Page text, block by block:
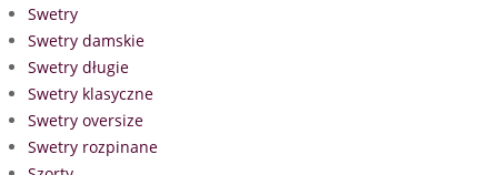
Swetry
Swetry damskie
Swetry długie
Swetry klasyczne
Swetry oversize
Swetry rozpinane